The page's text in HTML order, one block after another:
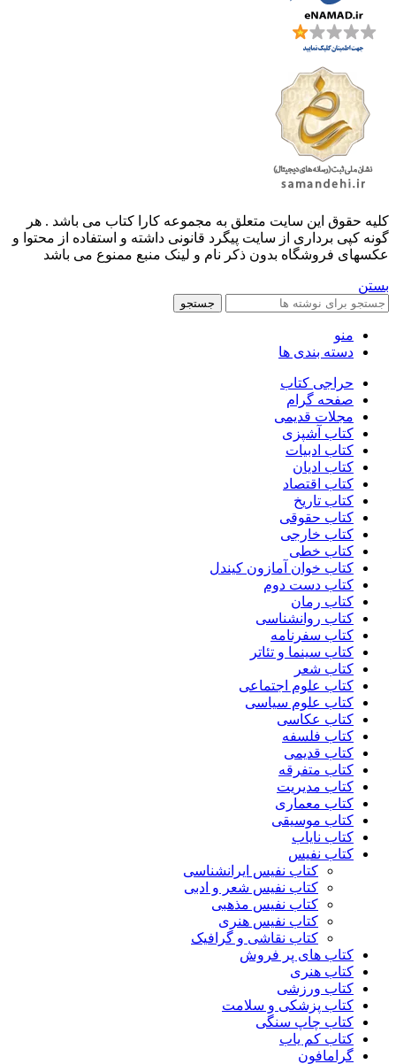
کليه حقوق اين سايت متعلق به مجموعه کارا کتاب می باشد . هر
گونه کپی برداری از سایت پیگرد قانونی داشته و استفاده از محتوا و
عکسهای فروشگاه بدون ذکر نام و لینک منبع ممنوع می باشد
بستن
جستجو
منو
دسته بندی ها
حراجی کتاب
صفحه گرام
مجلات قدیمی
کتاب آشپزی
کتاب ادبیات
کتاب ادیان
کتاب اقتصاد
کتاب تاریخ
کتاب حقوقی
کتاب خارجی
کتاب خطی
کتاب خوان آمازون کیندل
کتاب دست دوم
کتاب رمان
کتاب روانشناسی
کتاب سفرنامه
کتاب سینما و تئاتر
کتاب شعر
کتاب علوم اجتماعی
کتاب علوم سیاسی
کتاب عکاسی
کتاب فلسفه
کتاب قدیمی
کتاب متفرقه
کتاب مدیریت
کتاب معماری
کتاب موسیقی
کتاب نایاب
کتاب نفیس
کتاب نفیس ایرانشناسی
کتاب نفیس شعر و ادبی
کتاب نفیس مذهبی
کتاب نفیس هنری
کتاب نقاشی و گرافیک
کتاب های پر فروش
کتاب هنری
کتاب ورزشی
کتاب پزشکی و سلامت
کتاب چاپ سنگی
کتاب کم یاب
گرامافون